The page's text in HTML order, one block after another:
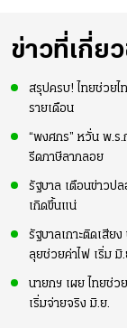
ข่าวที่เกี่ย
สรุปครบ! ไทยช่วยไ
รายเดือน
“พงศกร” หวั่น พ.ร.
รีดภาษีลาภลอย
รัฐบาล เตือนข่าวป
เกิดขึ้นแน่
รัฐบาลเกาะติดเสีย
ลุยช่วยค่าไฟ เริ่ม มิ
นายกฯ เผย ไทยช่
เริ่มจ่ายจริง มิ.ย.